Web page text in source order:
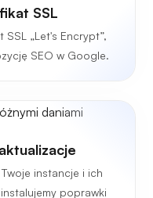
SSL
„Let's Encrypt”,
SEO w Google.
instancje i ich
poprawki